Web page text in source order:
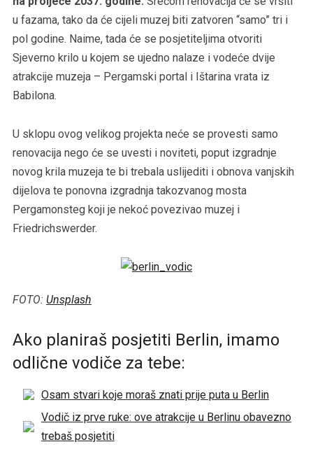
u fazama, tako da će cijeli muzej biti zatvoren “samo” tri i
pol godine. Naime, tada će se posjetiteljima otvoriti
Sjeverno krilo u kojem se ujedno nalaze i vodeće dvije
atrakcije muzeja – Pergamski portal i Ištarina vrata iz
Babilona.
U sklopu ovog velikog projekta neće se provesti samo
renovacija nego će se uvesti i noviteti, poput izgradnje
novog krila muzeja te bi trebala uslijediti i obnova vanjskih
dijelova te ponovna izgradnja takozvanog mosta
Pergamonsteg koji je nekoć povezivao muzej i
Friedrichswerder.
FOTO: Unsplash
Ako planiraš posjetiti Berlin, imamo
odlične vodiče za tebe:
Osam stvari koje moraš znati prije puta u Berlin
Vodič iz prve ruke: ove atrakcije u Berlinu obavezno
trebaš posjetiti